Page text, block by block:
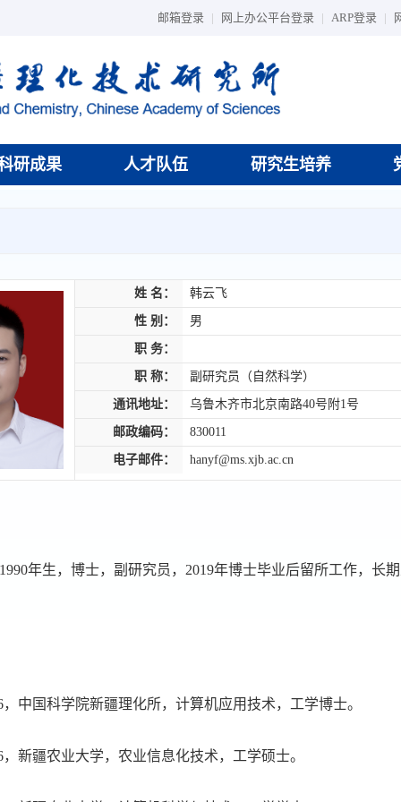
邮箱登录 | 网上办公平台登录 | ARP登录 |
研成果 人才队伍 研究生培养
姓 名： 韩云飞
性 别： 男
职 务：
职 称： 副研究员（自然科学）
通讯地址： 乌鲁木齐市北京南路40号附1号
邮政编码： 830011
电子邮件： hanyf@ms.xjb.ac.cn
年生，博士，副研究员，2019年博士毕业后留所工作，长
，中国科学院新疆理化所，计算机应用技术，工学博士。
，新疆农业大学，农业信息化技术，工学硕士。